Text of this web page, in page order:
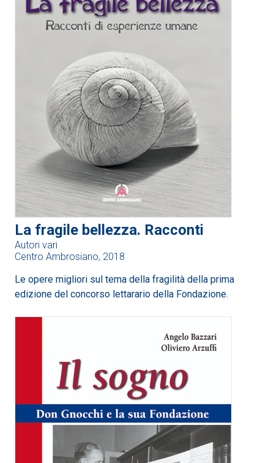
La fragile bellezza. Racconti
Autori vari
Centro Ambrosiano, 2018
Le opere migliori sul tema della fragilità della prima
edizione del concorso lettarario della Fondazione.